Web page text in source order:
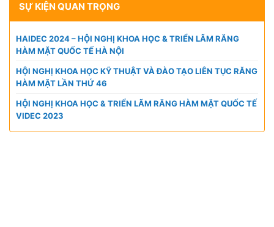
SỰ KIỆN QUAN TRỌNG
HAIDEC 2024 – HỘI NGHỊ KHOA HỌC & TRIỂN LÃM RĂNG
HÀM MẶT QUỐC TẾ HÀ NỘI
HỘI NGHỊ KHOA HỌC KỸ THUẬT VÀ ĐÀO TẠO LIÊN TỤC RĂNG
HÀM MẶT LẦN THỨ 46
HỘI NGHỊ KHOA HỌC & TRIỂN LÃM RĂNG HÀM MẶT QUỐC TẾ
VIDEC 2023